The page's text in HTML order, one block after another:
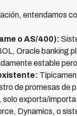
entendamos
o AS/400):
Oracle banking
estable
de promesas de
exporta/importa
Dynamics, o